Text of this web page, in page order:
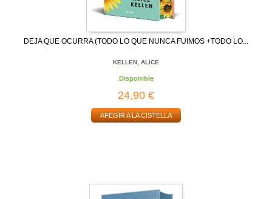
DEJA QUE OCURRA (TODO LO QUE NUNCA FUIMOS +TODO LO...
KELLEN, ALICE
Disponible
24,90 €
AFEGIR A LA CISTELLA